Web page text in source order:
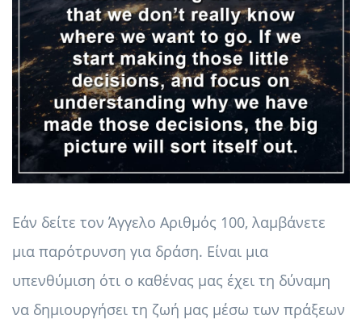
Εάν δείτε τον Άγγελο Αριθμός 100, λαμβάνετε
μια παρότρυνση για δράση. Είναι μια
υπενθύμιση ότι ο καθένας μας έχει τη δύναμη
να δημιουργήσει τη ζωή μας μέσω των πράξεων